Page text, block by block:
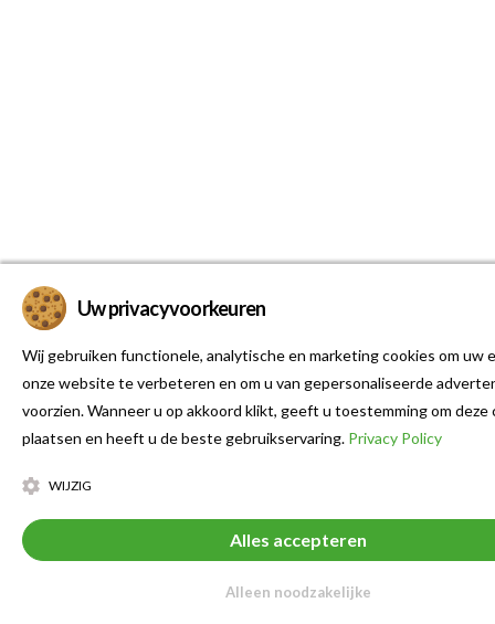
Uw privacyvoorkeuren
Wij gebruiken functionele, analytische en marketing cookies om uw
onze website te verbeteren en om u van gepersonaliseerde
voorzien. Wanneer u op akkoord klikt, geeft u toestemming om deze
plaatsen en heeft u de beste gebruikservaring. Privacy Policy
WIJZIG
Alles accepteren
Alleen noodzakelijke